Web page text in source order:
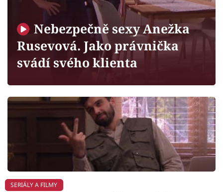
Sledujte prima+
Filmový festival Karlovy Vary
Mámy sobě
Přihlášení
Sledujte nás
Nebezpečně sexy Anežka
Rusevová. Jako právnička
svádí svého klienta
SERIÁLY A FILMY